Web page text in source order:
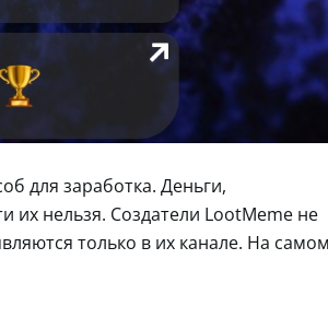
для заработка. Деньги,
их нельзя. Создатели LootMeme не
только в их канале. На